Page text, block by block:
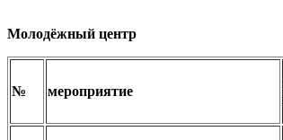
Молодёжный центр
№ мероприятие